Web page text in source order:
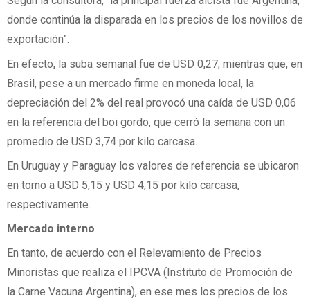
donde continúa la disparada en los precios de los novillos de
exportación”.
En efecto, la suba semanal fue de USD 0,27, mientras que, en
Brasil, pese a un mercado firme en moneda local, la
depreciación del 2% del real provocó una caída de USD 0,06
en la referencia del boi gordo, que cerró la semana con un
promedio de USD 3,74 por kilo carcasa.
En Uruguay y Paraguay los valores de referencia se ubicaron
en torno a USD 5,15 y USD 4,15 por kilo carcasa,
respectivamente.
Mercado interno
En tanto, de acuerdo con el Relevamiento de Precios
Minoristas que realiza el IPCVA (Instituto de Promoción de
la Carne Vacuna Argentina), en ese mes los precios de los